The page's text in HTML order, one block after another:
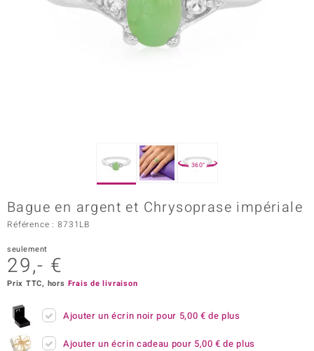
Paraíso
360°
Bague en argent et Chrysoprase impériale
Référence : 8731LB
seulement
29,- €
Prix TTC, hors Frais de livraison
Ajouter un écrin noir pour 5,00 € de plus
Ajouter un écrin cadeau pour 5,00 € de plus